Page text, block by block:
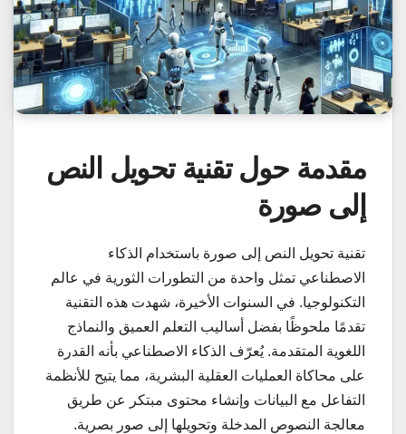
مقدمة حول تقنية تحويل النص
إلى صورة
تقنية تحويل النص إلى صورة باستخدام الذكاء
الاصطناعي تمثل واحدة من التطورات الثورية في عالم
التكنولوجيا. في السنوات الأخيرة، شهدت هذه التقنية
تقدمًا ملحوظًا بفضل أساليب التعلم العميق والنماذج
اللغوية المتقدمة. يُعرّف الذكاء الاصطناعي بأنه القدرة
على محاكاة العمليات العقلية البشرية، مما يتيح للأنظمة
التفاعل مع البيانات وإنشاء محتوى مبتكر عن طريق
معالجة النصوص المدخلة وتحويلها إلى صور بصرية.